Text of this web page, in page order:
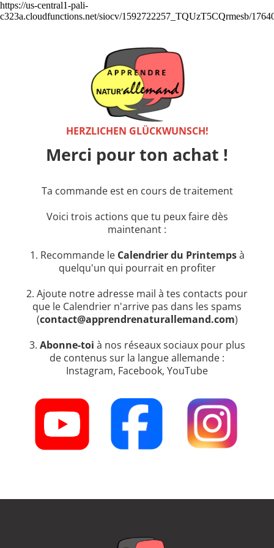
https://us-central1-pali-
c323a.cloudfunctions.net/siocv/1592722257_TQUzT5CQrmesb/
HERZLICHEN GLÜCKWUNSCH!
Merci pour ton achat !
Ta commande est en cours de traitement
Voici trois actions que tu peux faire dès
maintenant :
1. Recommande le Calendrier du Printempsà
quelqu'un qui pourrait en profiter
2. Ajoute notre adresse mail à tes contacts pour
que le Calendrier n'arrive pas dans les spams
(contact@apprendrenaturallemand.com)
3. Abonne-toi à nos réseaux sociaux pour plus
de contenus sur la langue allemande :
Instagram, Facebook, YouTube